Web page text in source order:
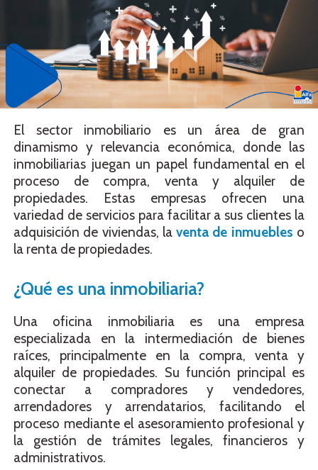
El sector inmobiliario es un área de gran
dinamismo y relevancia económica, donde las
inmobiliarias juegan un papel fundamental en el
proceso de compra, venta y alquiler de
propiedades. Estas empresas ofrecen una
variedad de servicios para facilitar a sus clientes la
adquisición de viviendas, laventa de inmuebles o
la renta de propiedades.
¿Qué es una inmobiliaria?
Una oficina inmobiliaria es una empresa
especializada en la intermediación de bienes
raíces, principalmente en la compra, venta y
alquiler de propiedades. Su función principal es
conectar a compradores y vendedores,
arrendadores y arrendatarios, facilitando el
proceso mediante el asesoramiento profesional y
la gestión de trámites legales, financieros y
administrativos.